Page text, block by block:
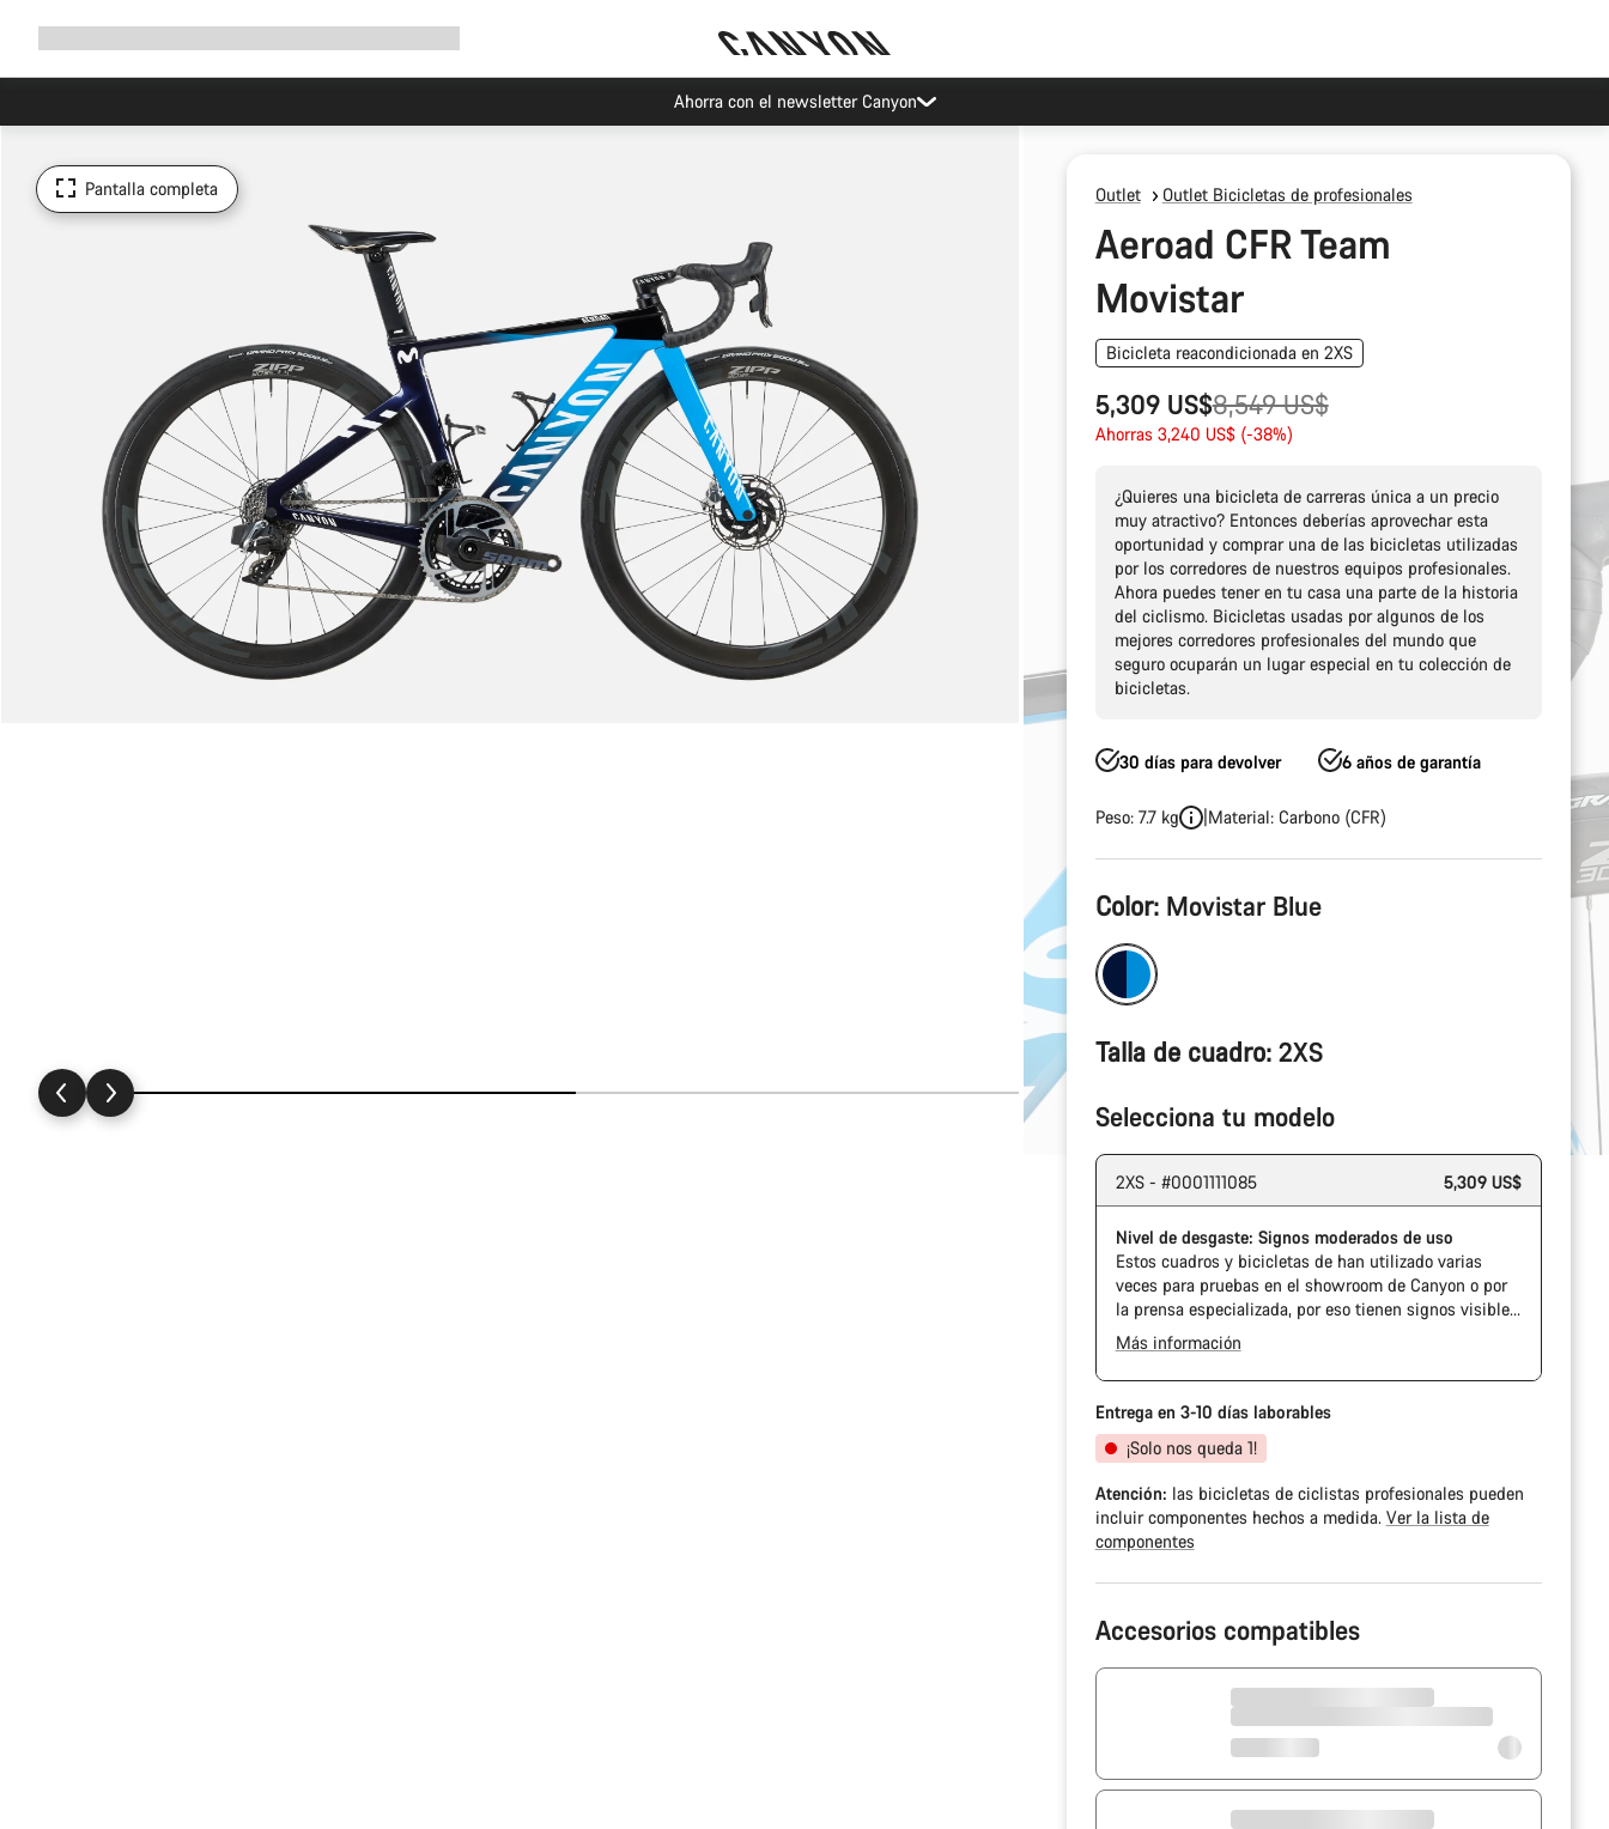
Ahorra con el newsletter Canyon
Pantalla completa
Outlet Outlet Bicicletas de profesionales
Aeroad CFR Team
Movistar
Bicicleta reacondicionada en 2XS
5,309 US$
Precio
original
8,549 US$
Ahorras 3,240 US$ (-38%)
¿Quieres una bicicleta de carreras única a un precio
muy atractivo? Entonces deberías aprovechar esta
oportunidad y comprar una de las bicicletas utilizadas
por los corredores de nuestros equipos profesionales.
Ahora puedes tener en tu casa una parte de la historia
del ciclismo. Bicicletas usadas por algunos de los
mejores corredores profesionales del mundo que
seguro ocuparán un lugar especial en tu colección de
bicicletas.
30 días para devolver 6 años de garantía
Peso: 7.7 kg Material: Carbono (CFR)
Configuración
del
producto
Color: Movistar Blue
Talla de cuadro: 2XS
Selecciona tu modelo
2XS - #0001111085 5,309 US$
Nivel de desgaste: Signos moderados de uso
Estos cuadros y bicicletas de han utilizado varias
veces para pruebas en el showroom de Canyon o por
la prensa especializada, por eso tienen signos visibles
de uso en la cadena y el casete. Además, es posible
que el cuadro o los componentes tengan alguna
marca, daños en la pintura o desviaciones de color. En
cualquier caso, todas sus piezas funcionan
perfectamente.
Más información
Entrega en 3-10 días laborables
¡Solo nos queda 1!
Atención: las bicicletas de ciclistas profesionales pueden
incluir componentes hechos a medida. Ver la lista de
componentes
Accesorios compatibles